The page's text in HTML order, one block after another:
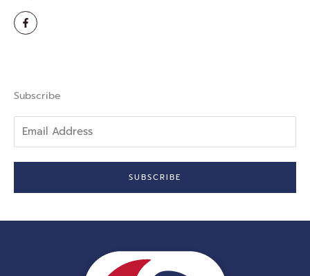
F
a
c
-
f
Subscribe
Address
SUBSCRIBE